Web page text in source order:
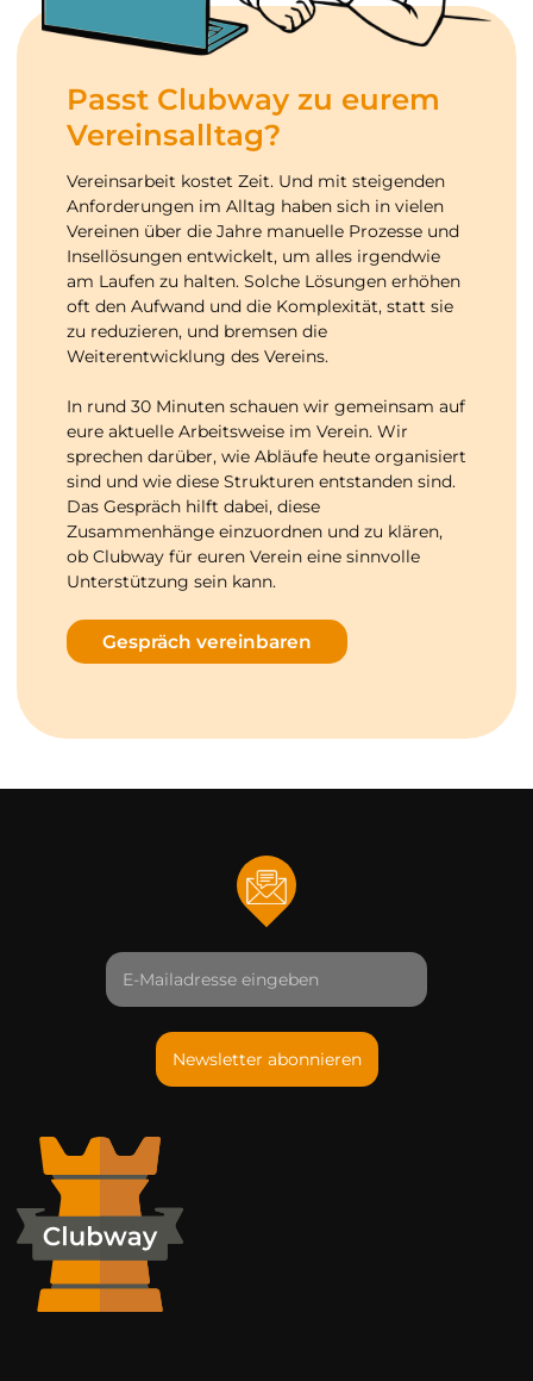
Passt Clubway zu eurem
Vereinsalltag?
Vereinsarbeit kostet Zeit. Und mit steigenden
Anforderungen im Alltag haben sich in vielen
Vereinen über die Jahre manuelle Prozesse und
Insellösungen entwickelt, um alles irgendwie
am Laufen zu halten. Solche Lösungen erhöhen
oft den Aufwand und die Komplexität, statt sie
zu reduzieren, und bremsen die
Weiterentwicklung des Vereins.
In rund 30 Minuten schauen wir gemeinsam auf
eure aktuelle Arbeitsweise im Verein. Wir
sprechen darüber, wie Abläufe heute organisiert
sind und wie diese Strukturen entstanden sind.
Das Gespräch hilft dabei, diese
Zusammenhänge einzuordnen und zu klären,
ob Clubway für euren Verein eine sinnvolle
Unterstützung sein kann.
Gespräch vereinbaren
Newsletter abonnieren